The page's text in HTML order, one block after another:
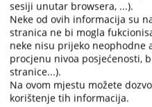
sesiji unutar browsera, ...).
Neke od ovih informacija su
stranica ne bi mogla
neke nisu prijeko neophodne
procjenu nivoa posjećenosti,
stranice...).
Na ovom mjestu možete
korištenje tih informacija.